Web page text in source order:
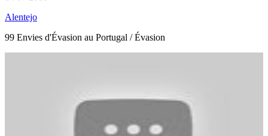
Alentejo
99 Envies d'Évasion au Portugal / Évasion